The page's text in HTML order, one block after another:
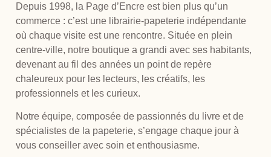
Depuis 1998, la Page d’Encre est bien plus qu’un
commerce : c’est une librairie-papeterie indépendante
où chaque visite est une rencontre. Située en plein
centre-ville, notre boutique a grandi avec ses habitants,
devenant au fil des années un point de repère
chaleureux pour les lecteurs, les créatifs, les
professionnels et les curieux.
Notre équipe, composée de passionnés du livre et de
spécialistes de la papeterie, s’engage chaque jour à
vous conseiller avec soin et enthousiasme.